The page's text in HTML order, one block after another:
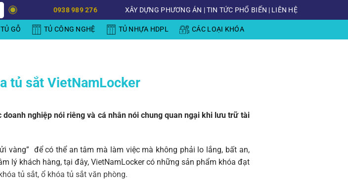
0938 989 276 XÂY DỰNG PHƯƠNG ÁN |TIN TỨC PHỔ BIẾN | LIÊN HỆ
TỦ GỖ TỦ CÔNG NGHỆ TỦ NHỰA HDPL CÁC LOẠI KHÓA
tủ sắt VietNamLocker
nghiệp nói riêng và cá nhân nói chung quan ngại khi lưu trữ tài
vàng” để có thể an tâm mà làm việc mà không phải lo lắng, bất an,
lý khách hàng, tại đây, VietNamLocker có những sản phẩm khóa đạt
tủ sắt, ổ khóa tủ sắt văn phòng.